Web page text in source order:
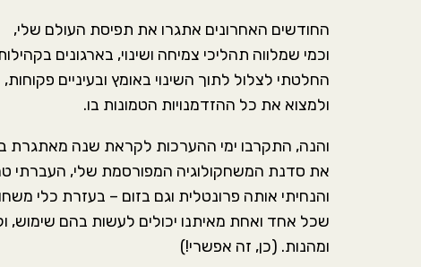
החודשים האחרונים אתגרו את תפיסת העולם שלי,
וכמי שמלווה תהליכי צמיחה ושינוי, בארגונים
החלטתי לצלול לתוך השינוי באומץ ובעיניים פקוחות,
ולמצוא את כל ההזדמנויות הטמונות בו.
והנה, התקרבו ימי ההערכות לקראת שנה מאתגרת
את סדנת המשחקולוגיה המפורסמת שלי, העברתי
והנחיתי אותה פרונטלית וגם בזום – בעזרת כלי
שכל אחד ואחת מאיתנו יכולים לעשות בהם
ומהנות. (כן, זה אפשרי!)